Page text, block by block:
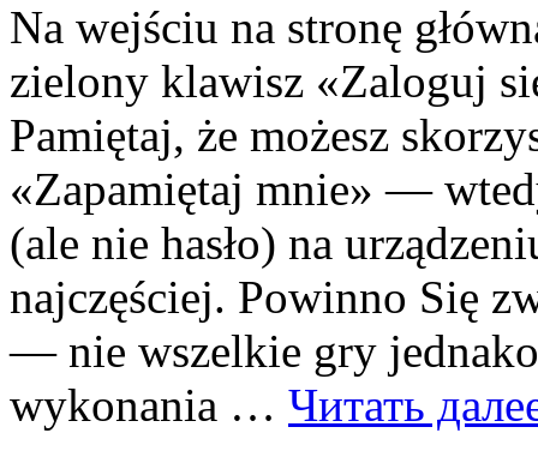
Na wejściu na stronę
zielony klawisz «Zaloguj
Pamiętaj, że możesz
«Zapamiętaj mnie» —
(ale nie hasło) na
najczęściej. Powinno Się
— nie wszelkie gry
wykonania … Читать